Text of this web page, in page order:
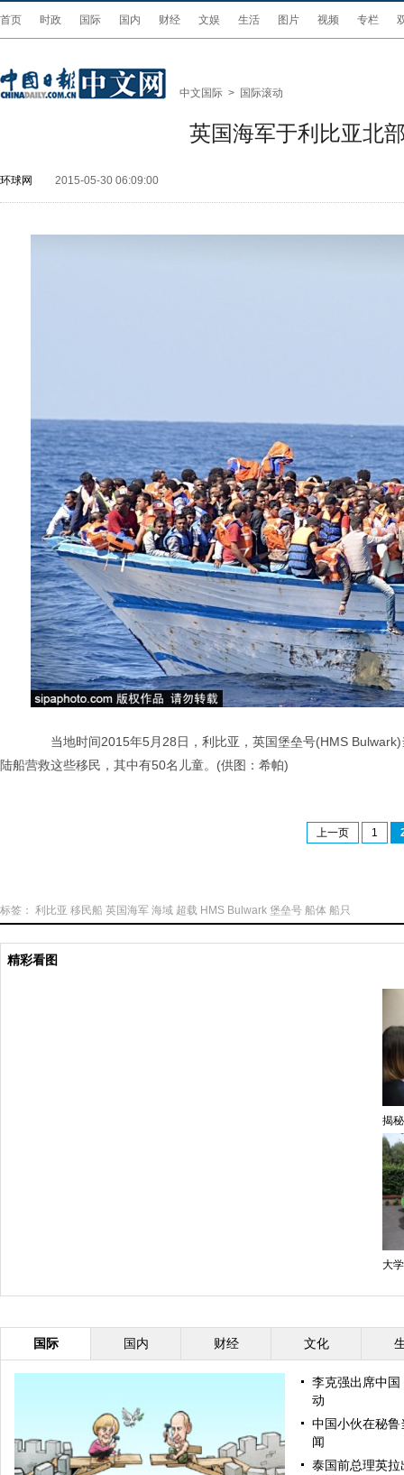
首页 时政 国际 国内 财经 文娱 生活 图片 视频 专栏
中文国际 > 国际滚动
英国海军于利比亚北
环球网 2015-05-30 06:09:00
当地时间2015年5月28日，利比亚，英国堡垒号(HMS Bulwark)
陆船营救这些移民，其中有50名儿童。(供图：希帕)
上一页 1
标签： 利比亚 移民船 英国海军 海域 超载 HMS Bulwark 堡垒号 船体 船只
精彩看图
揭
大
国际 国内 财经 文化
李克强出席中
动
中国小伙在秘鲁
闻
泰国前总理英